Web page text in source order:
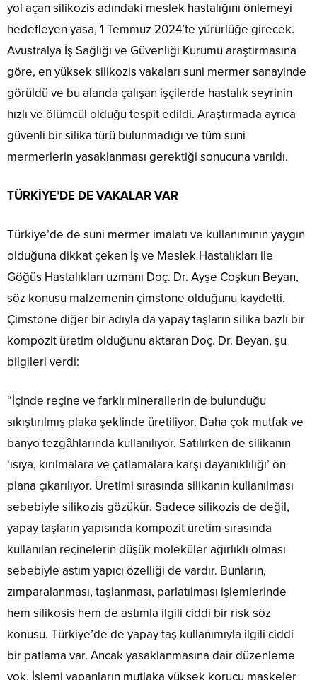
yol açan silikozis adındaki meslek hastalığını önlemeyi
hedefleyen yasa, 1 Temmuz 2024’te yürürlüğe girecek.
Avustralya İş Sağlığı ve Güvenliği Kurumu araştırmasına
göre, en yüksek silikozis vakaları suni mermer sanayinde
görüldü ve bu alanda çalışan işçilerde hastalık seyrinin
hızlı ve ölümcül olduğu tespit edildi. Araştırmada ayrıca
güvenli bir silika türü bulunmadığı ve tüm suni
mermerlerin yasaklanması gerektiği sonucuna varıldı.
TÜRKİYE’DE DE VAKALAR VAR
Türkiye’de de suni mermer imalatı ve kullanımının yaygın
olduğuna dikkat çeken İş ve Meslek Hastalıkları ile
Göğüs Hastalıkları uzmanı Doç. Dr. Ayşe Coşkun Beyan,
söz konusu malzemenin çimstone olduğunu kaydetti.
Çimstone diğer bir adıyla da yapay taşların silika bazlı bir
kompozit üretim olduğunu aktaran Doç. Dr. Beyan, şu
bilgileri verdi:
“İçinde reçine ve farklı minerallerin de bulunduğu
sıkıştırılmış plaka şeklinde üretiliyor. Daha çok mutfak ve
banyo tezgâhlarında kullanılıyor. Satılırken de silikanın
‘ısıya, kırılmalara ve çatlamalara karşı dayanıklılığı’ ön
plana çıkarılıyor. Üretimi sırasında silikanın kullanılması
sebebiyle silikozis gözükür. Sadece silikozis de değil,
yapay taşların yapısında kompozit üretim sırasında
kullanılan reçinelerin düşük moleküler ağırlıklı olması
sebebiyle astım yapıcı özelliği de vardır. Bunların,
zımparalanması, taşlanması, parlatılması işlemlerinde
hem silikosis hem de astımla ilgili ciddi bir risk söz
konusu. Türkiye’de de yapay taş kullanımıyla ilgili ciddi
bir patlama var. Ancak yasaklanmasına dair düzenleme
yok. İşlemi yapanların mutlaka yüksek korucu maskeler